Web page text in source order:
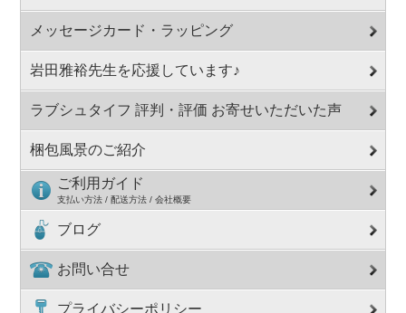
メッセージカード・ラッピング
岩田雅裕先生を応援しています♪
ラブシュタイフ 評判・評価 お寄せいただいた声
梱包風景のご紹介
ご利用ガイド
支払い方法 / 配送方法 / 会社概要
ブログ
お問い合せ
プライバシーポリシー